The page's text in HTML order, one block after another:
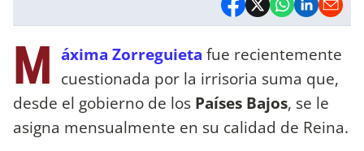
M áxima Zorreguieta fue recientemente
cuestionada por la irrisoria suma que,
desde el gobierno de los Países Bajos, se le
asigna mensualmente en su calidad de Reina.